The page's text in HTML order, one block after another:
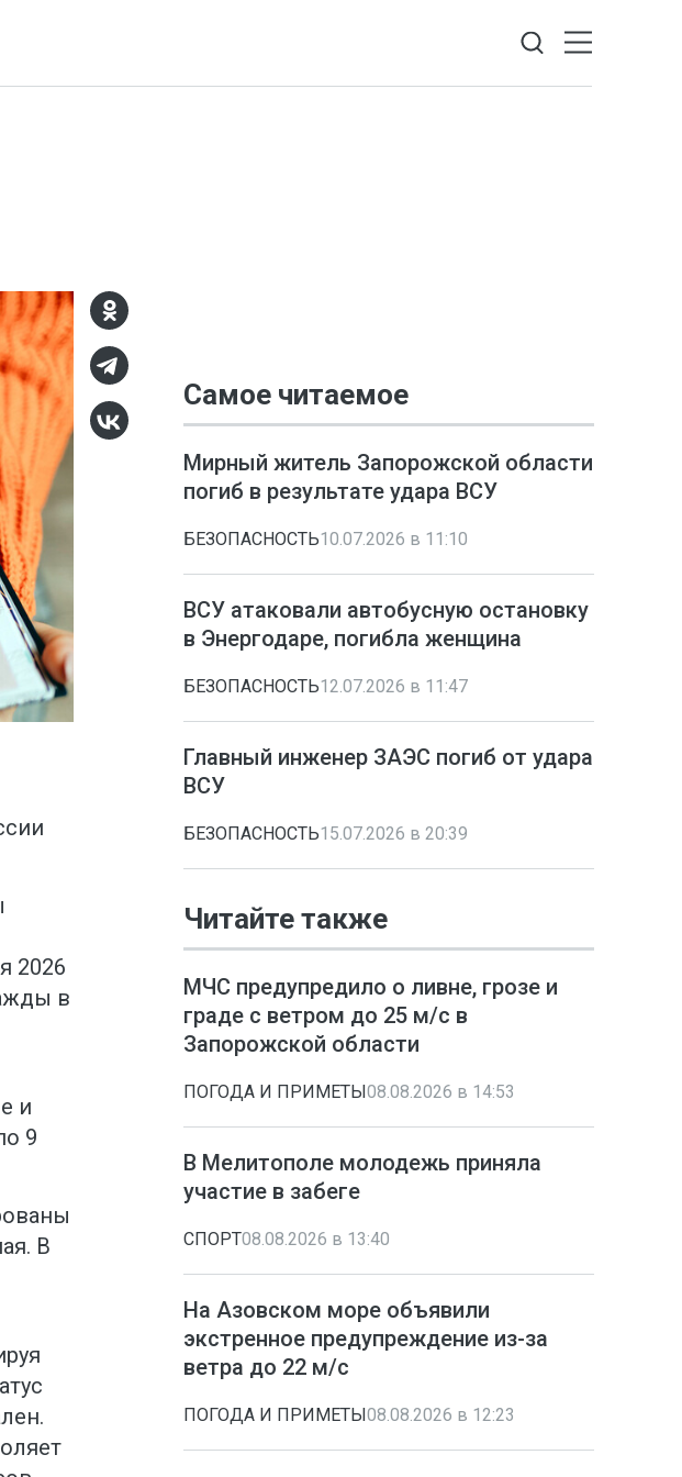
2026
в
и
9
В
Самое читаемое
Мирный житель Запорожской области
погиб в результате удара ВСУ
БЕЗОПАСНОСТЬ10.07.2026 в 11:10
ВСУ атаковали автобусную остановку
в Энергодаре, погибла женщина
БЕЗОПАСНОСТЬ12.07.2026 в 11:47
Главный инженер ЗАЭС погиб от удара
ВСУ
БЕЗОПАСНОСТЬ15.07.2026 в 20:39
Читайте также
МЧС предупредило о ливне, грозе и
граде с ветром до 25 м/с в
Запорожской области
ПОГОДА И ПРИМЕТЫ 08.08.2026 в 14:53
В Мелитополе молодежь приняла
участие в забеге
СПОРТ08.08.2026 в 13:40
На Азовском море объявили
экстренное предупреждение из-за
ветра до 22 м/с
ПОГОДА И ПРИМЕТЫ 08.08.2026 в 12:23